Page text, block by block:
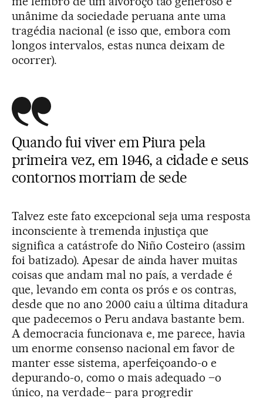
unânime da sociedade peruana ante uma
tragédia nacional (e isso que, embora com
longos intervalos, estas nunca deixam de
ocorrer).
Quando fui viver em Piura pela
primeira vez, em 1946, a cidade e seus
contornos morriam de sede
Talvez este fato excepcional seja uma resposta
inconsciente à tremenda injustiça que
significa a catástrofe do Niño Costeiro (assim
foi batizado). Apesar de ainda haver muitas
coisas que andam mal no país, a verdade é
que, levando em conta os prós e os contras,
desde que no ano 2000 caiu a última ditadura
que padecemos o Peru andava bastante bem.
A democracia funcionava e, me parece, havia
um enorme consenso nacional em favor de
manter esse sistema, aperfeiçoando-o e
depurando-o, como o mais adequado –o
único, na verdade– para progredir